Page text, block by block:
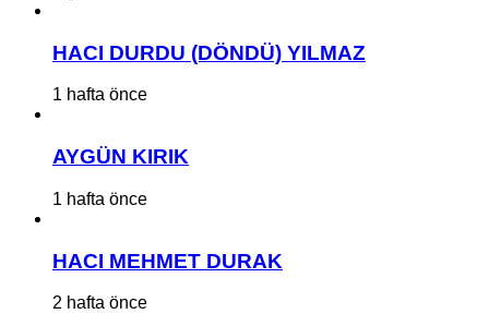
HACI DURDU (DÖNDÜ) YILMAZ
1 hafta önce
AYGÜN KIRIK
1 hafta önce
HACI MEHMET DURAK
2 hafta önce